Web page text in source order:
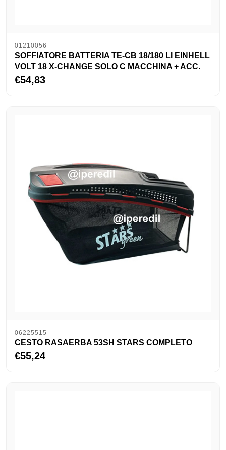
01210056
SOFFIATORE BATTERIA TE-CB 18/180 LI EINHELL
VOLT 18 X-CHANGE SOLO C MACCHINA + ACC.
€54,83
06225515
CESTO RASAERBA 53SH STARS COMPLETO
€55,24